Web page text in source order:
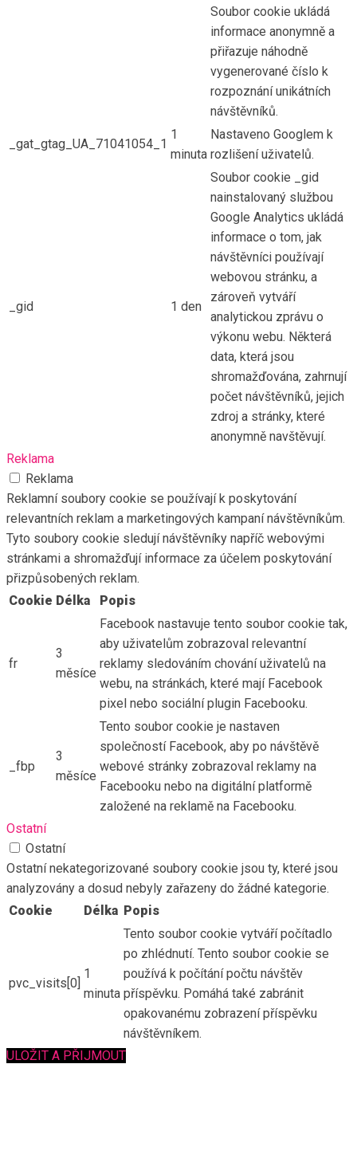
Soubor cookie ukládá
informace anonymně a
přiřazuje náhodně
vygenerované číslo k
rozpoznání unikátních
návštěvníků.
_gat_gtag_UA_71041054_1
1
minuta
Nastaveno Googlem k
rozlišení uživatelů.
_gid 1 den
Soubor cookie _gid
nainstalovaný službou
Google Analytics ukládá
informace o tom, jak
návštěvníci používají
webovou stránku, a
zároveň vytváří
analytickou zprávu o
výkonu webu. Některá
data, která jsou
shromažďována, zahrnují
počet návštěvníků, jejich
zdroj a stránky, které
anonymně navštěvují.
Reklama
Reklama
Reklamní soubory cookie se používají k poskytování
relevantních reklam a marketingových kampaní návštěvníkům.
Tyto soubory cookie sledují návštěvníky napříč webovými
stránkami a shromažďují informace za účelem poskytování
přizpůsobených reklam.
Cookie Délka Popis
fr
3
měsíce
Facebook nastavuje tento soubor cookie tak,
aby uživatelům zobrazoval relevantní
reklamy sledováním chování uživatelů na
webu, na stránkách, které mají Facebook
pixel nebo sociální plugin Facebooku.
_fbp
3
měsíce
Tento soubor cookie je nastaven
společností Facebook, aby po návštěvě
webové stránky zobrazoval reklamy na
Facebooku nebo na digitální platformě
založené na reklamě na Facebooku.
Ostatní
Ostatní
Ostatní nekategorizované soubory cookie jsou ty, které jsou
analyzovány a dosud nebyly zařazeny do žádné kategorie.
Cookie
Délka Popis
pvc_visits[0]
1
minuta
Tento soubor cookie vytváří počítadlo
po zhlédnutí. Tento soubor cookie se
používá k počítání počtu návštěv
příspěvku. Pomáhá také zabránit
opakovanému zobrazení příspěvku
návštěvníkem.
ULOŽIT A PŘIJMOUT